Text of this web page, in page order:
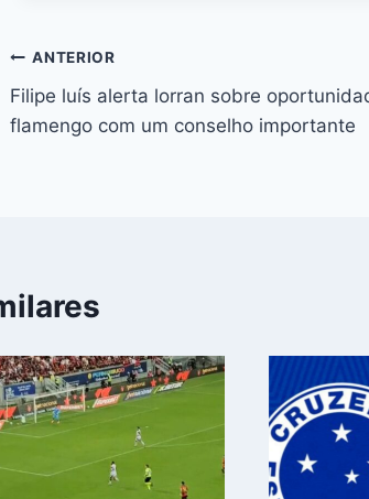
Navegação
de
ANTERIOR
Filipe luís alerta lorran sobre
flamengo com um conselho importante